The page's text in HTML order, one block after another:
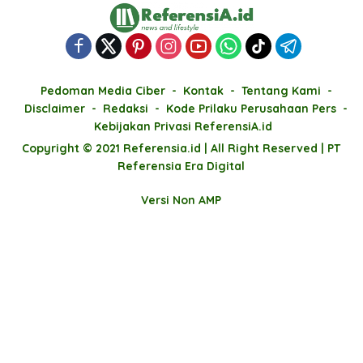
Pedoman Media Ciber Kontak
Tentang Kami
Disclaimer
Redaksi
Kode Prilaku Perusahaan Pers
Kebijakan Privasi ReferensiA.id
Copyright © 2021 Referensia.id | All Right Reserved | PT
Referensia Era Digital
Versi Non AMP